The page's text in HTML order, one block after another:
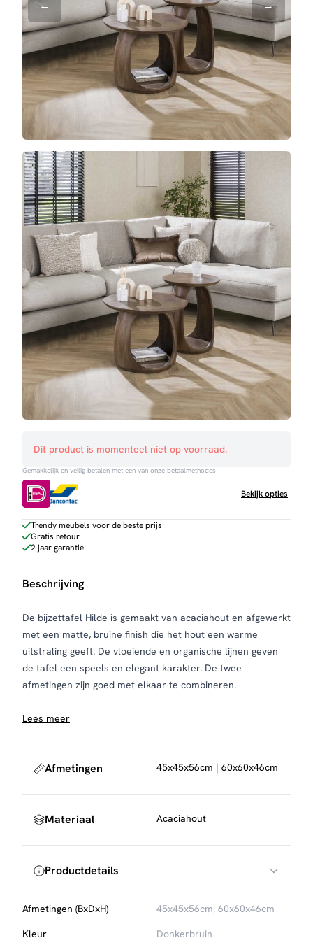
Dit product is momenteel niet op voorraad.
Gemakkelijk en veilig betalen met een van onze betaalmethodes
Bekijk opties
Trendy meubels voor de beste prijs
Gratis retour
2 jaar garantie
Beschrijving
De bijzettafel Hilde is gemaakt van acaciahout en afgewerkt
met een matte, bruine finish die het hout een warme
uitstraling geeft. De vloeiende en organische lijnen geven
de tafel een speels en elegant karakter. De twee
afmetingen zijn goed met elkaar te combineren.
Lees meer
Afmetingen 45x45x56cm | 60x60x46cm
Materiaal Acaciahout
Productdetails
Afmetingen (BxDxH)
45x45x56cm, 60x60x46cm
Kleur
Donkerbruin